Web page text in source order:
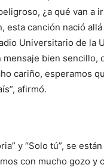
¿a qué van a
esta canción nació
Universitario de la
bien sencillo,
cariño, esperamos
afirmó.
y “Solo tú”, se
con mucho gozo y